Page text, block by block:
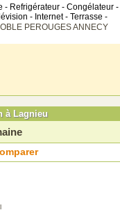
- Refrigérateur - Congélateur -
- Internet - Terrasse -
PEROUGESANNECY
à Lagnieu